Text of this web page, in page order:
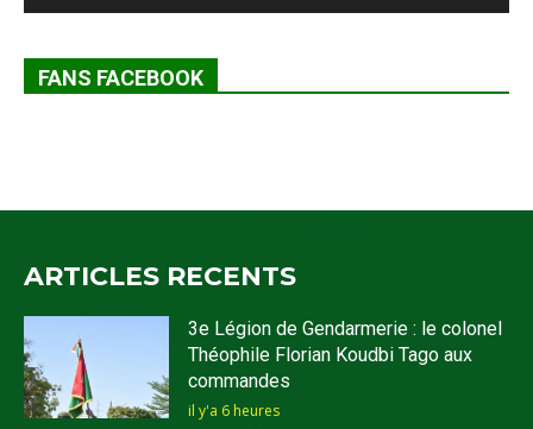
FANS FACEBOOK
ARTICLES RECENTS
3e Légion de Gendarmerie : le colonel
Théophile Florian Koudbi Tago aux
commandes
il y'a 6 heures